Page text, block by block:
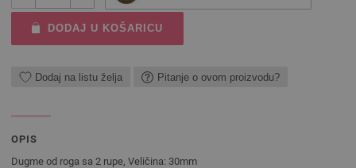
DODAJ U KOŠARICU
Dodaj na listu želja Pitanje o ovom proizvodu?
OPIS
Dugme od roga sa 2 rupe, Veličina: 30mm